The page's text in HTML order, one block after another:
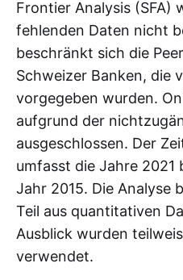
Frontier Analysis (SFA)
fehlenden Daten nicht
beschränkt sich die
Schweizer Banken, die
vorgegeben wurden.
aufgrund der
ausgeschlossen. Der
umfasst die Jahre 2021
Jahr 2015. Die Analyse
Teil aus quantitativen
Ausblick wurden
verwendet.